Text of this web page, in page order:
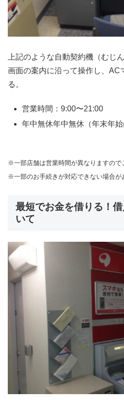
上記のような自動契約機（むじ
画面の案内に沿って操作し、AC
る。
営業時間：9:00〜21:00
年中無休年中無休（年末年始
※一部店舗は営業時間が異なりますので
※一部のお手続きが対応できない場合が
最短でお金を借りる！
いて